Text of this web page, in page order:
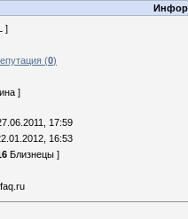
]
(0)
]
17:59
16:53
Близнецы ]